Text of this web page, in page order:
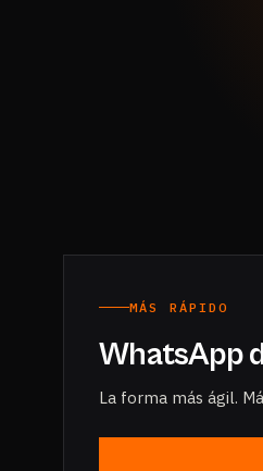
MÁS RÁPIDO
WhatsApp
La forma más ágil.